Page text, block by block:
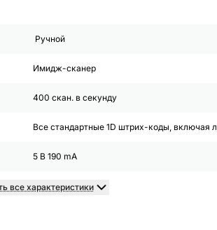
Ручной
Имидж-сканер
400 скан. в секунду
Все стандартные 1D штрих-коды, включая
5 В 190 mA
все характеристики